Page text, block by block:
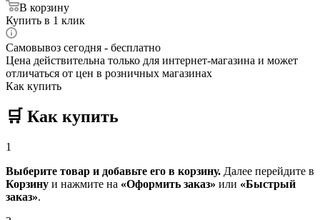
В корзину
Купить в 1 клик
Самовывоз сегодня - бесплатно
Цена действительна только для интернет-магазина и может
отличаться от цен в розничных магазинах
Как купить
🛒 Как купить
1
Выберите товар и добавьте его в корзину. Далее перейдите в
Корзину и нажмите на «Оформить заказ» или «Быстрый
заказ».